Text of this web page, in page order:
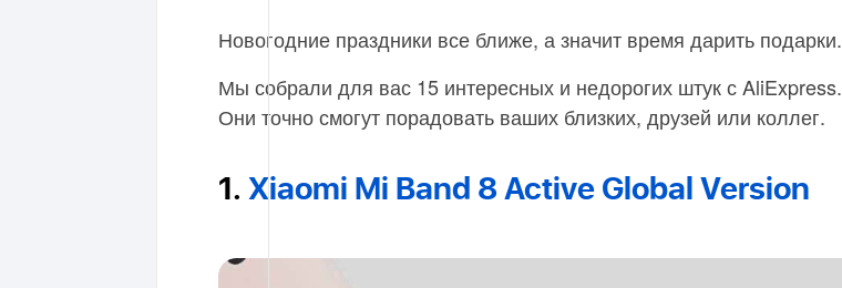
Новогодние праздники все ближе, а значит время дарить подарки.
Мы собрали для вас 15 интересных и недорогих штук с AliExpress.
Они точно смогут порадовать ваших близких, друзей или коллег.
1. Xiaomi Mi Band 8 Active Global Version